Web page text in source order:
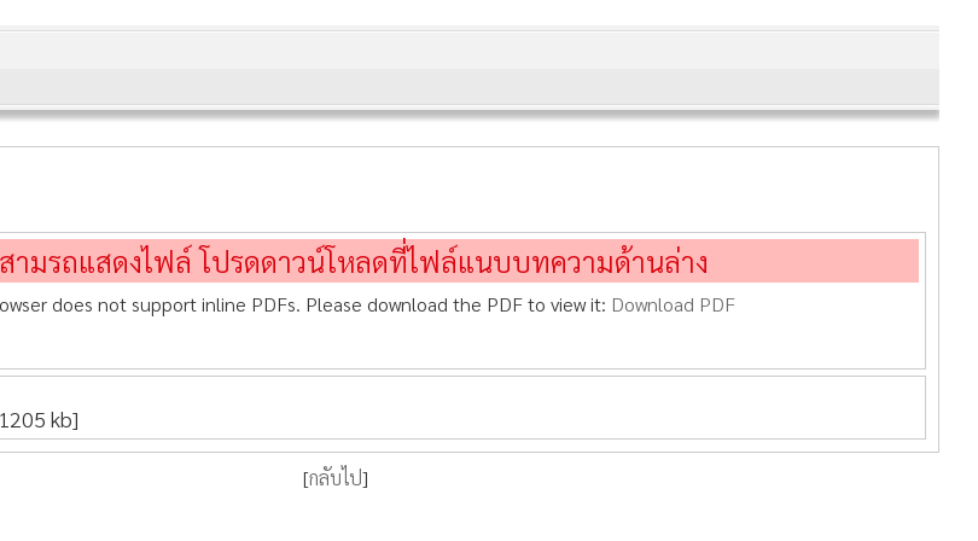
ามรถแสดงไฟล์ โปรดดาวน์โหลดที่ไฟล์แนบบทความด้านล่าง
does not support inline PDFs. Please download the PDF to view it: Download PDF
kb]
[กลับไป]